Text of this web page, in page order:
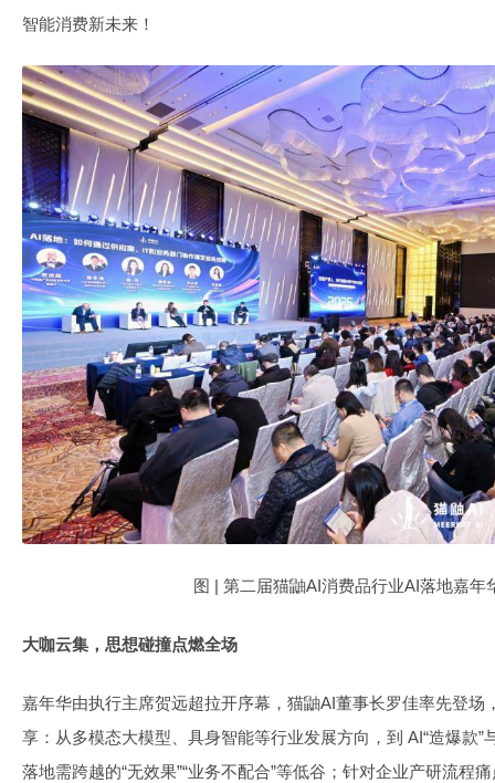
智能消费新未来！
图 | 第二届猫鼬AI消费品行业AI落地嘉年
大咖云集，思想碰撞点燃全场
嘉年华由执行主席贺远超拉开序幕，猫鼬AI董事长罗佳率先登场
享：从多模态大模型、具身智能等行业发展方向，到 AI“造爆款”
落地需跨越的“无效果”“业务不配合”等低谷；针对企业产研流程